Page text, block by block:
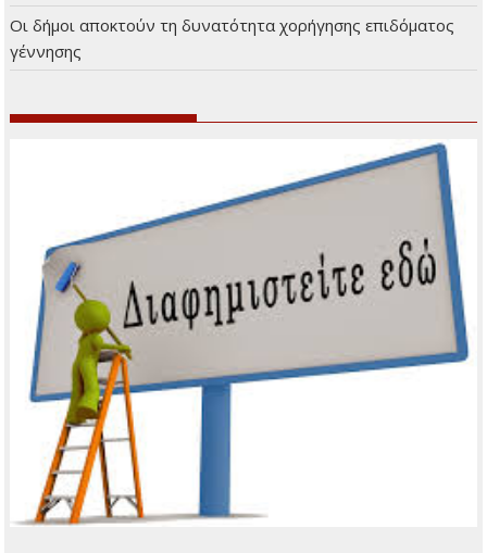
Οι δήμοι αποκτούν τη δυνατότητα χορήγησης επιδόματος
γέννησης